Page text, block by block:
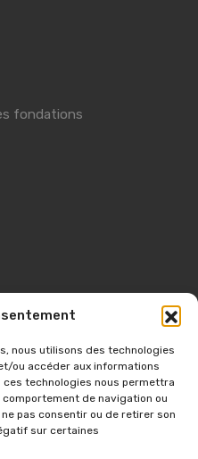
nous utilisons des technologies
ou accéder aux informations
technologies nous permettra
de navigation ou
pas consentir ou de retirer son
sur certaines
fondations